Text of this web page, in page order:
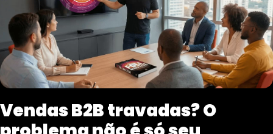
Vendas B2B travadas? O